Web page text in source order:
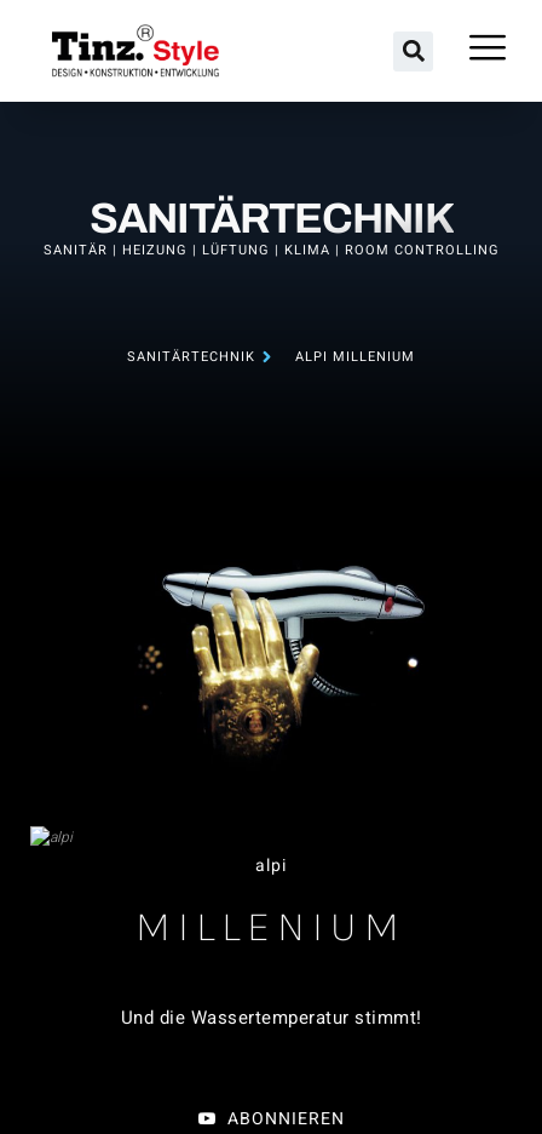
SANITÄRTECHNIK
SANITÄR | HEIZUNG | LÜFTUNG | KLIMA | ROOM CONTROLLING
SANITÄRTECHNIK ALPI MILLENIUM
alpi
MILLENIUM
Und die Wassertemperatur stimmt!
ABONNIEREN